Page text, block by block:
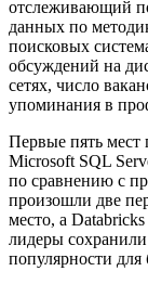
отслеживающий
данных по
поисковых
обсуждений на
сетях, число
упоминания в
Первые пять мест
Microsoft SQL
по сравнению с
произошли две
место, а
лидеры
популярности